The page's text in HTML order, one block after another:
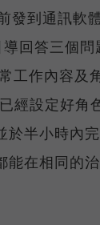
發到通訊軟
回答三個
工作內容及
經設定好角
半小時內
在相同的